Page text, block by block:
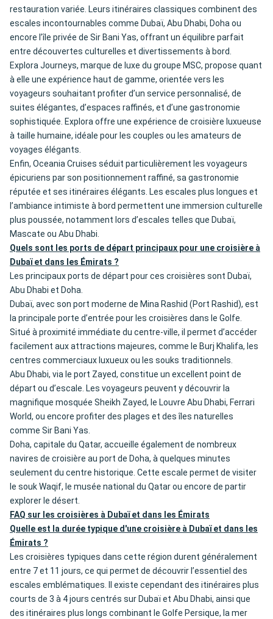
restauration variée. Leurs itinéraires classiques combinent des
escales incontournables comme Dubaï, Abu Dhabi, Doha ou
encore l’île privée de Sir Bani Yas, offrant un équilibre parfait
entre découvertes culturelles et divertissements à bord.
Explora Journeys, marque de luxe du groupe MSC, propose quant
à elle une expérience haut de gamme, orientée vers les
voyageurs souhaitant profiter d’un service personnalisé, de
suites élégantes, d’espaces raffinés, et d’une gastronomie
sophistiquée. Explora offre une expérience de croisière luxueuse
à taille humaine, idéale pour les couples ou les amateurs de
voyages élégants.
Enfin, Oceania Cruises séduit particulièrement les voyageurs
épicuriens par son positionnement raffiné, sa gastronomie
réputée et ses itinéraires élégants. Les escales plus longues et
l’ambiance intimiste à bord permettent une immersion culturelle
plus poussée, notamment lors d’escales telles que Dubaï,
Mascate ou Abu Dhabi.
Quels sont les ports de départ principaux pour une croisière à
Dubaï et dans les Émirats ?
Les principaux ports de départ pour ces croisières sont Dubaï,
Abu Dhabi et Doha.
Dubaï, avec son port moderne de Mina Rashid (Port Rashid), est
la principale porte d’entrée pour les croisières dans le Golfe.
Situé à proximité immédiate du centre-ville, il permet d’accéder
facilement aux attractions majeures, comme le Burj Khalifa, les
centres commerciaux luxueux ou les souks traditionnels.
Abu Dhabi, via le port Zayed, constitue un excellent point de
départ ou d’escale. Les voyageurs peuvent y découvrir la
magnifique mosquée Sheikh Zayed, le Louvre Abu Dhabi, Ferrari
World, ou encore profiter des plages et des îles naturelles
comme Sir Bani Yas.
Doha, capitale du Qatar, accueille également de nombreux
navires de croisière au port de Doha, à quelques minutes
seulement du centre historique. Cette escale permet de visiter
le souk Waqif, le musée national du Qatar ou encore de partir
explorer le désert.
FAQ sur les croisières à Dubaï et dans les Émirats
Quelle est la durée typique d'une croisière à Dubaï et dans les
Émirats ?
Les croisières typiques dans cette région durent généralement
entre 7 et 11 jours, ce qui permet de découvrir l’essentiel des
escales emblématiques. Il existe cependant des itinéraires plus
courts de 3 à 4 jours centrés sur Dubaï et Abu Dhabi, ainsi que
des itinéraires plus longs combinant le Golfe Persique, la mer